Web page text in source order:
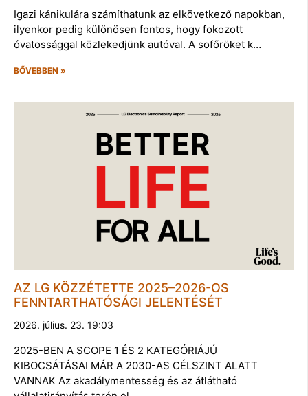
Igazi kánikulára számíthatunk az elkövetkező napokban,
ilyenkor pedig különösen fontos, hogy fokozott
óvatossággal közlekedjünk autóval. A sofőröket k…
BŐVEBBEN »
AZ LG KÖZZÉTETTE 2025–2026-OS
FENNTARTHATÓSÁGI JELENTÉSÉT
2026. július. 23. 19:03
2025-BEN A SCOPE 1 ÉS 2 KATEGÓRIÁJÚ
KIBOCSÁTÁSAI MÁR A 2030-AS CÉLSZINT ALATT
VANNAK Az akadálymentesség és az átlátható